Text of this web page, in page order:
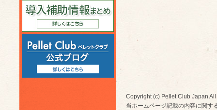
Copyright (c) Pellet Club Japan
当ホームページ記載の内容に関す